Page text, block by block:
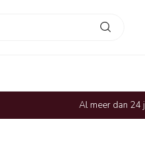
Al meer dan 24